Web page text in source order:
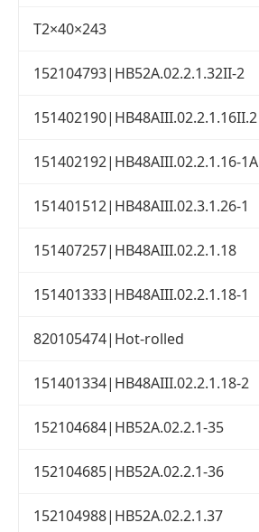
T2×40×243
152104793|HB52A.02.2.1.32II-2
151402190|HB48AIII.02.2.1.16II.2
151402192|HB48AIII.02.2.1.16-1A
151401512|HB48AIII.02.3.1.26-1
151407257|HB48AIII.02.2.1.18
151401333|HB48AIII.02.2.1.18-1
820105474|Hot-rolled
151401334|HB48AIII.02.2.1.18-2
152104684|HB52A.02.2.1-35
152104685|HB52A.02.2.1-36
152104988|HB52A.02.2.1.37